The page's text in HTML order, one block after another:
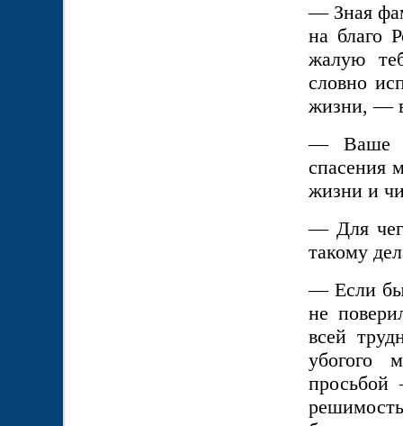
— Зная
на благо
жалую
словно
жизни, —
— Ваше
спасения
жизни и
— Для
такому
— Если бы
не
всей
убогого